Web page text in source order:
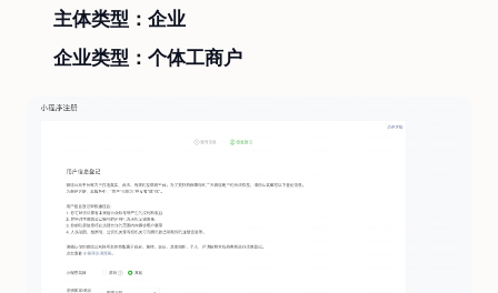
主体类型：企业
企业类型：个体工商户